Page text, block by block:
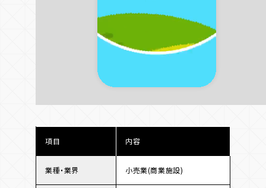
項目 内容
業種・業界 小売業(商業施設)